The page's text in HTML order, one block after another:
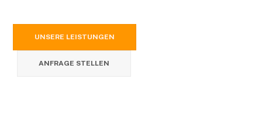
UNSERE LEISTUNGEN
ANFRAGE STELLEN